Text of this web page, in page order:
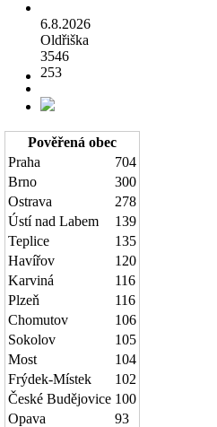
6.8.2026
Oldřiška
3546
253
Pověřená obec
Praha
704
Brno
300
Ostrava
278
Ústí nad Labem
139
Teplice
135
Havířov
120
Karviná
116
Plzeň
116
Chomutov
106
Sokolov
105
Most
104
Frýdek-Místek
102
České Budějovice 100
Opava
93